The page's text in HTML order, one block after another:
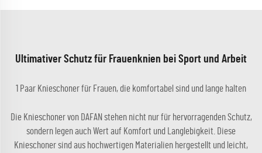
Ultimativer Schutz für Frauenknien bei Sport und Arbeit
1 Paar Knieschoner für Frauen, die komfortabel sind und lange halten
Die Knieschoner von DAFAN stehen nicht nur für hervorragenden Schutz,
sondern legen auch Wert auf Komfort und Langlebigkeit. Diese
Knieschoner sind aus hochwertigen Materialien hergestellt und leicht,